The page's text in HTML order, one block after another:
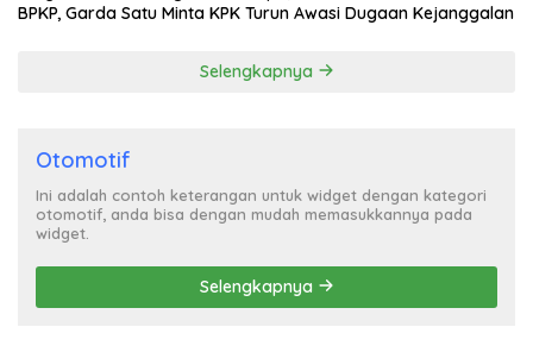
BPKP, Garda Satu Minta KPK Turun Awasi Dugaan Kejanggalan
Selengkapnya
Otomotif
Ini adalah contoh keterangan untuk widget dengan kategori
otomotif, anda bisa dengan mudah memasukkannya pada
widget.
Selengkapnya